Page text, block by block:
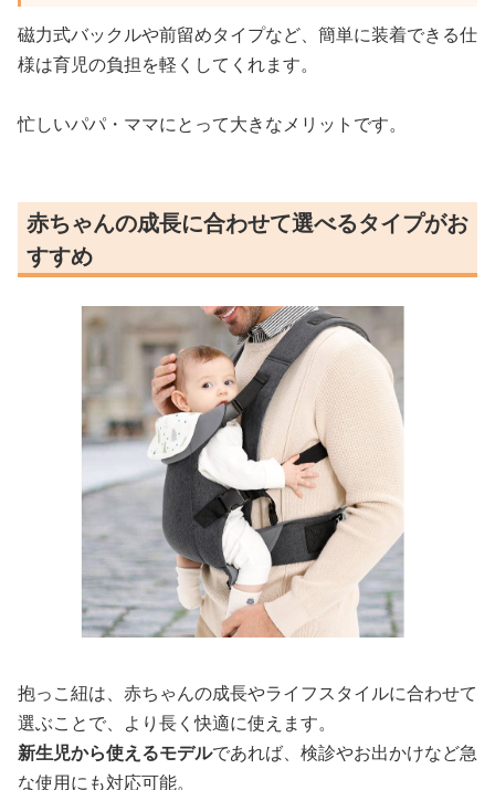
磁力式バックルや前留めタイプなど、簡単に装着できる仕
様は育児の負担を軽くしてくれます。
忙しいパパ・ママにとって大きなメリットです。
赤ちゃんの成長に合わせて選べるタイプがお
すすめ
抱っこ紐は、赤ちゃんの成長やライフスタイルに合わせて
選ぶことで、より長く快適に使えます。
新生児から使えるモデルであれば、検診やお出かけなど急
な使用にも対応可能。